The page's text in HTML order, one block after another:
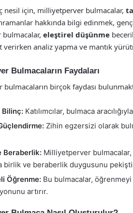
nesil için, milliyetperver bulmacalar,
hakkında bilgi edinmek,
bulmacalar, eleştirel düşünme
verirken analiz yapma ve mantık
Bulmacaların Faydaları
birçok faydası
Bilinç: Katılımcılar, bulmaca
Zihin egzersizi olarak
Beraberlik: Milliyetperver
birlik ve beraberlik duygusunu
Öğrenme: Bu bulmacalar, öğrenmeyi
artırır.